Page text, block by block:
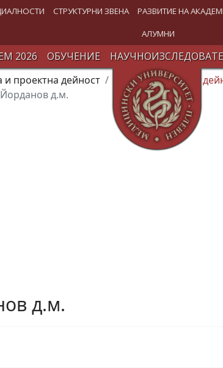
СТРУКТУРНИ ЗВЕНА РАЗВИТИЕ НА
АЛУМНИ
2026 ОБУЧЕНИЕ
проектна дейност
Сектор „Проектна
д.м.
д.м.